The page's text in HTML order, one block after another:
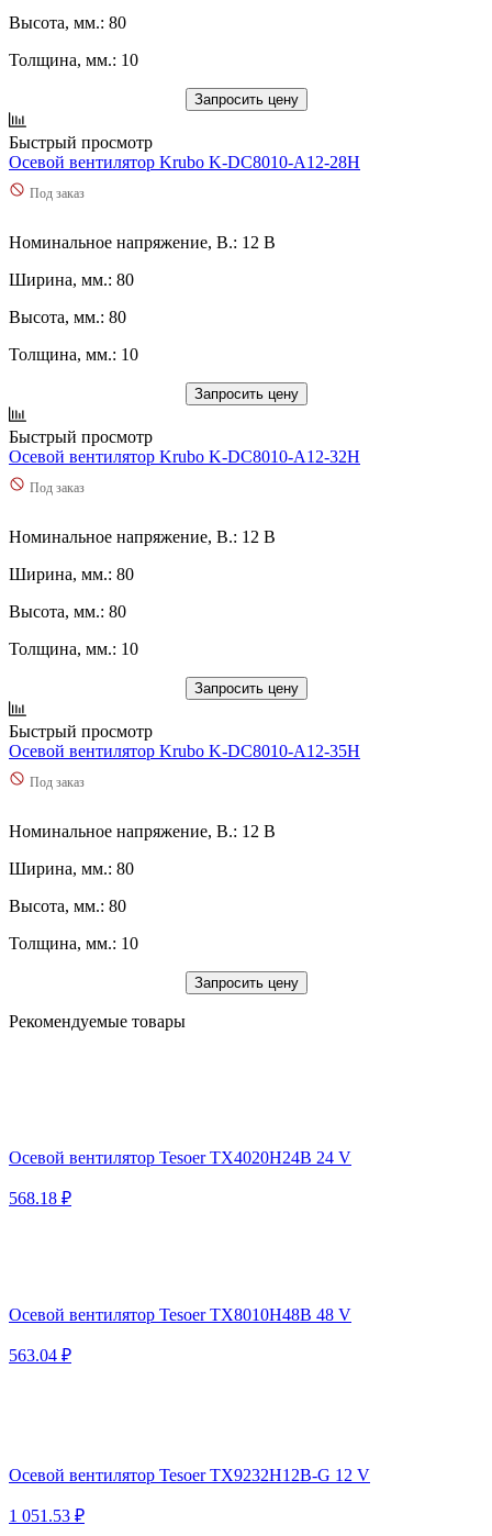
Высота, мм.: 80
Толщина, мм.: 10
Запросить цену
Быстрый просмотр
Осевой вентилятор Krubo K-DC8010-A12-28H
Под заказ
Номинальное напряжение, В.: 12 В
Ширина, мм.: 80
Высота, мм.: 80
Толщина, мм.: 10
Запросить цену
Быстрый просмотр
Осевой вентилятор Krubo K-DC8010-A12-32H
Под заказ
Номинальное напряжение, В.: 12 В
Ширина, мм.: 80
Высота, мм.: 80
Толщина, мм.: 10
Запросить цену
Быстрый просмотр
Осевой вентилятор Krubo K-DC8010-A12-35H
Под заказ
Номинальное напряжение, В.: 12 В
Ширина, мм.: 80
Высота, мм.: 80
Толщина, мм.: 10
Запросить цену
Рекомендуемые товары
Осевой вентилятор Tesoer TX4020H24B 24 V
568.18 ₽
Осевой вентилятор Tesoer TX8010H48B 48 V
563.04 ₽
Осевой вентилятор Tesoer TX9232H12B-G 12 V
1 051.53 ₽